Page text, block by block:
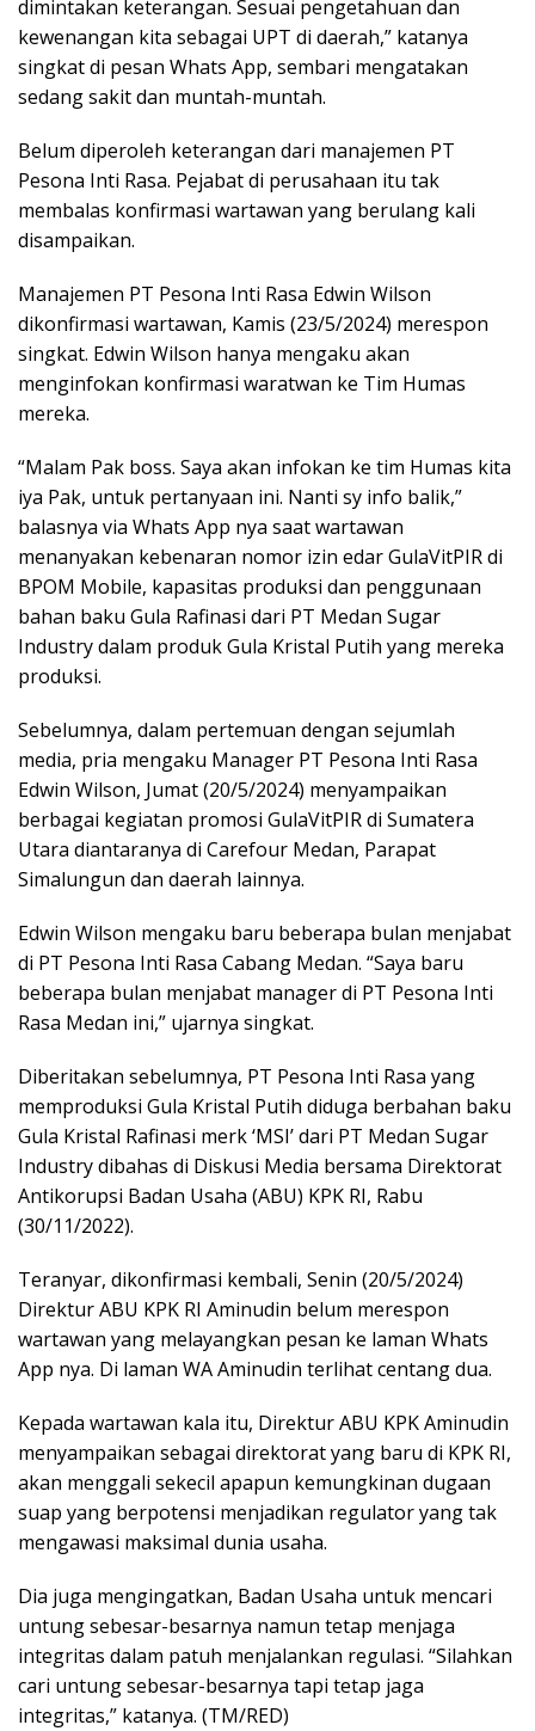
dimintakan keterangan. Sesuai pengetahuan dan
kewenangan kita sebagai UPT di daerah,” katanya
singkat di pesan Whats App, sembari mengatakan
sedang sakit dan muntah-muntah.
Belum diperoleh keterangan dari manajemen PT
Pesona Inti Rasa. Pejabat di perusahaan itu tak
membalas konfirmasi wartawan yang berulang kali
disampaikan.
Manajemen PT Pesona Inti Rasa Edwin Wilson
dikonfirmasi wartawan, Kamis (23/5/2024) merespon
singkat. Edwin Wilson hanya mengaku akan
menginfokan konfirmasi waratwan ke Tim Humas
mereka.
“Malam Pak boss. Saya akan infokan ke tim Humas kita
iya Pak, untuk pertanyaan ini. Nanti sy info balik,”
balasnya via Whats App nya saat wartawan
menanyakan kebenaran nomor izin edar GulaVitPIR di
BPOM Mobile, kapasitas produksi dan penggunaan
bahan baku Gula Rafinasi dari PT Medan Sugar
Industry dalam produk Gula Kristal Putih yang mereka
produksi.
Sebelumnya, dalam pertemuan dengan sejumlah
media, pria mengaku Manager PT Pesona Inti Rasa
Edwin Wilson, Jumat (20/5/2024) menyampaikan
berbagai kegiatan promosi GulaVitPIR di Sumatera
Utara diantaranya di Carefour Medan, Parapat
Simalungun dan daerah lainnya.
Edwin Wilson mengaku baru beberapa bulan menjabat
di PT Pesona Inti Rasa Cabang Medan. “Saya baru
beberapa bulan menjabat manager di PT Pesona Inti
Rasa Medan ini,” ujarnya singkat.
Diberitakan sebelumnya, PT Pesona Inti Rasa yang
memproduksi Gula Kristal Putih diduga berbahan baku
Gula Kristal Rafinasi merk ‘MSI’ dari PT Medan Sugar
Industry dibahas di Diskusi Media bersama Direktorat
Antikorupsi Badan Usaha (ABU) KPK RI, Rabu
(30/11/2022).
Teranyar, dikonfirmasi kembali, Senin (20/5/2024)
Direktur ABU KPK RI Aminudin belum merespon
wartawan yang melayangkan pesan ke laman Whats
App nya. Di laman WA Aminudin terlihat centang dua.
Kepada wartawan kala itu, Direktur ABU KPK Aminudin
menyampaikan sebagai direktorat yang baru di KPK RI,
akan menggali sekecil apapun kemungkinan dugaan
suap yang berpotensi menjadikan regulator yang tak
mengawasi maksimal dunia usaha.
Dia juga mengingatkan, Badan Usaha untuk mencari
untung sebesar-besarnya namun tetap menjaga
integritas dalam patuh menjalankan regulasi. “Silahkan
cari untung sebesar-besarnya tapi tetap jaga
integritas,” katanya. (TM/RED)